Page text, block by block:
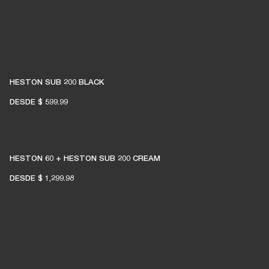
HESTON SUB 200 BLACK
DESDE $ 599.99
HESTON 60 + HESTON SUB 200 CREAM
DESDE $ 1,299.98